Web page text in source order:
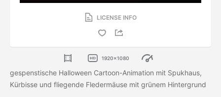
LICENSE INFO
1920x1080
gespenstische Halloween Cartoon-Animation mit Spukhaus,
Kürbisse und fliegende Fledermäuse mit grünem Hintergrund